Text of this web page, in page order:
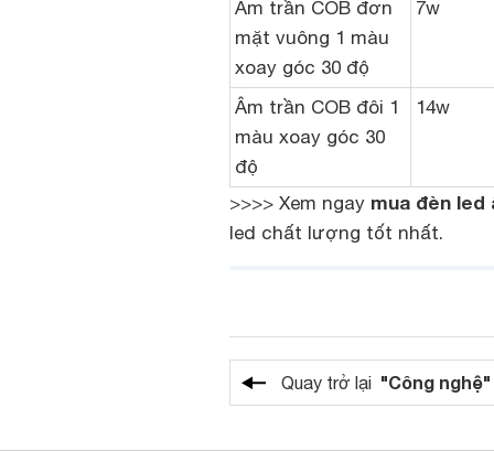
Âm trần COB đơn
mặt vuông 1 màu
xoay góc 30 độ
7w
Âm trần COB đôi 1
màu xoay góc 30
độ
14w
>>>> Xem ngay mua đèn led
led chất lượng tốt nhất.
Quay trở lại "Công nghệ"